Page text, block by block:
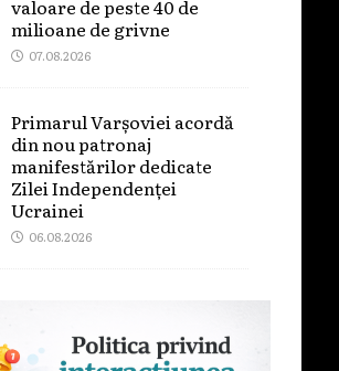
valoare de peste 40 de
milioane de grivne
07.08.2026
Primarul Varșoviei acordă
din nou patronaj
manifestărilor dedicate
Zilei Independenței
Ucrainei
06.08.2026